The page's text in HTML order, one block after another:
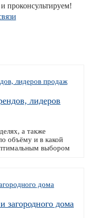
проконсультируем!
лидеров
а также
объёму и в какой
выбором
загородного дома